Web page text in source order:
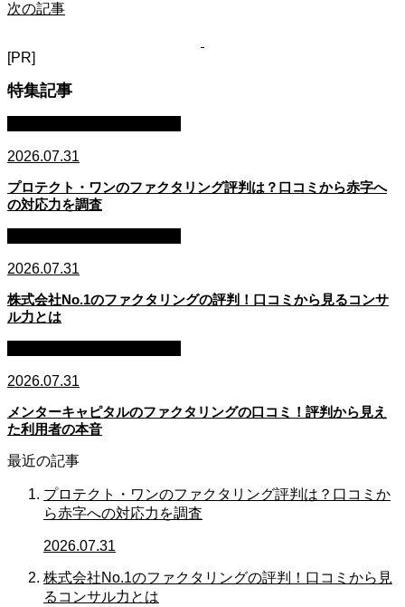
次の記事
[PR]
特集記事
2026.07.31
プロテクト・ワンのファクタリング評判は？口コミから赤字へ
の対応力を調査
2026.07.31
株式会社No.1のファクタリングの評判！口コミから見るコンサ
ル力とは
2026.07.31
メンターキャピタルのファクタリングの口コミ！評判から見え
た利用者の本音
最近の記事
プロテクト・ワンのファクタリング評判は？口コミか
ら赤字への対応力を調査
2026.07.31
株式会社No.1のファクタリングの評判！口コミから見
るコンサル力とは